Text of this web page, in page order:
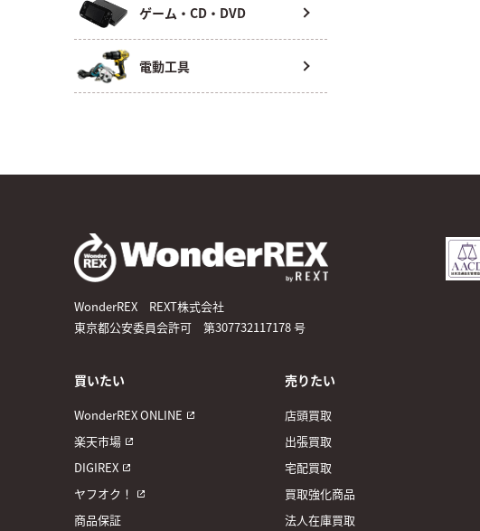
ゲーム・CD・DVD
電動工具
WonderREX REXT株式会社
東京都公安委員会許可 第307732117178 号
買いたい
WonderREX ONLINE
楽天市場
DIGIREX
ヤフオク！
商品保証
売りたい
店頭買取
出張買取
宅配買取
買取強化商品
法人在庫買取